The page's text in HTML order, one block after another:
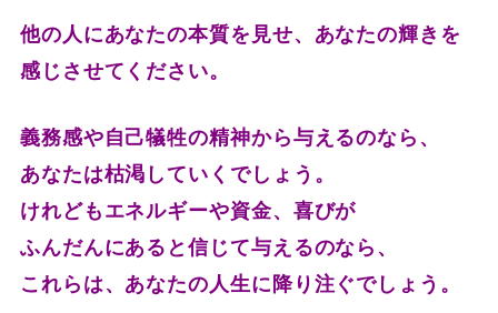
他の人にあなたの本質を見せ、あなたの輝きを
感じさせてください。
義務感や自己犠牲の精神から与えるのなら、
あなたは枯渇していくでしょう。
けれどもエネルギーや資金、喜びが
ふんだんにあると信じて与えるのなら、
これらは、あなたの人生に降り注ぐでしょう。